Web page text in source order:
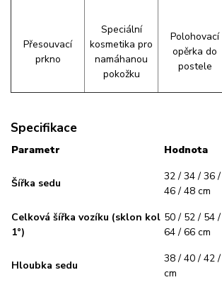
Přesouvací
prkno
Speciální
kosmetika pro
namáhanou
pokožku
Polohovací
opěrka do
postele
Specifikace
Parametr Hodnota
Šířka sedu
32 / 34 / 36
46 / 48 cm
Celková šířka vozíku (sklon kol
1°)
50 / 52 / 54
64 / 66 cm
Hloubka sedu
38 / 40 / 42
cm